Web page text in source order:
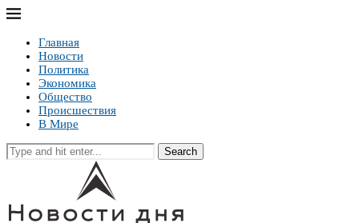
Главная
Новости
Политика
Экономика
Общество
Происшествия
В Мире
Search